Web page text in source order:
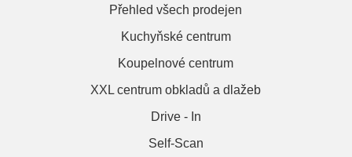
Přehled všech prodejen
Kuchyňské centrum
Koupelnové centrum
XXL centrum obkladů a dlažeb
Drive - In
Self-Scan